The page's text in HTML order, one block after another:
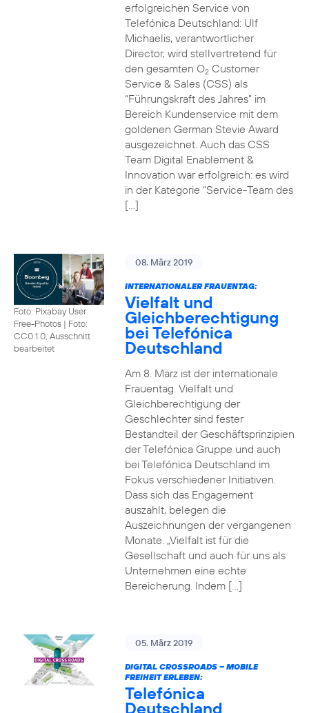
erfolgreichen Service von
Telefónica Deutschland: Ulf
Michaelis, verantwortlicher
Director, wird stellvertretend für
den gesamten O2Customer
Service & Sales (CSS) als
“Führungskraft des Jahres” im
Bereich Kundenservice mit dem
goldenen German Stevie Award
ausgezeichnet. Auch das CSS
Team Digital Enablement &
Innovation war erfolgreich: es wird
in der Kategorie “Service-Team des
[…]
Foto: Pixabay User
Free-Photos | Foto:
CC0 1.0, Ausschnitt
bearbeitet
08. März 2019
INTERNATIONALER FRAUENTAG:
Vielfalt und
Gleichberechtigung
bei Telefónica
Deutschland
Am 8. März ist der internationale
Frauentag. Vielfalt und
Gleichberechtigung der
Geschlechter sind fester
Bestandteil der Geschäftsprinzipien
der Telefónica Gruppe und auch
bei Telefónica Deutschland im
Fokus verschiedener Initiativen.
Dass sich das Engagement
auszahlt, belegen die
Auszeichnungen der vergangenen
Monate. „Vielfalt ist für die
Gesellschaft und auch für uns als
Unternehmen eine echte
Bereicherung. Indem […]
05. März 2019
DIGITAL CROSSROADS – MOBILE
FREIHEIT ERLEBEN:
Telefónica
Deutschland